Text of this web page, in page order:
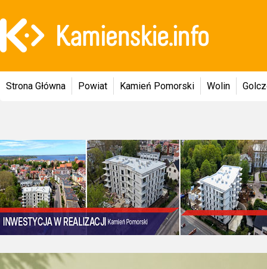
Strona Główna Powiat Kamień Pomorski Wolin